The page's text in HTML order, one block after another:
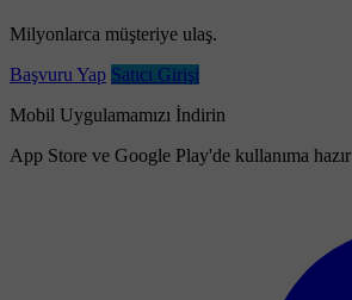
Milyonlarca müşteriye ulaş.
Başvuru Yap Satıcı Girişi
Mobil Uygulamamızı İndirin
App Store ve Google Play'de kullanıma hazır